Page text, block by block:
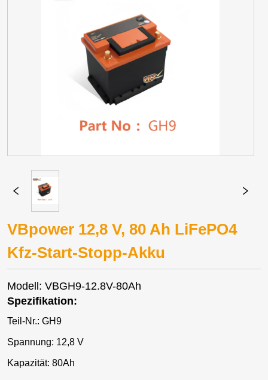
VBpower 12,8 V, 80 Ah LiFePO4
Kfz-Start-Stopp-Akku
Modell: VBGH9-12.8V-80Ah
Spezifikation:
Teil-Nr.: GH9
Spannung: 12,8 V
Kapazität: 80Ah